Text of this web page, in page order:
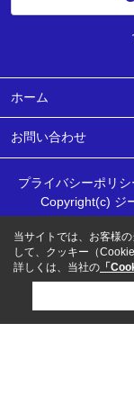
ホーム
お問い合わせ
プライバシーポリシ
Copyright(c) ジ
当サイトでは、お客様
して、クッキー（
詳しくは、当社の 「